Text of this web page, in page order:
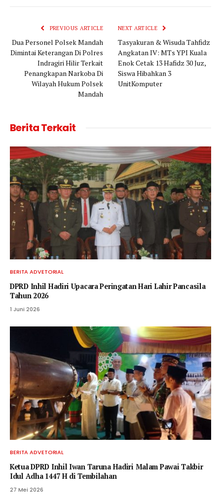
PREVIOUS ARTICLE
Dua Personel Polsek Mandah
Dimintai Keterangan Di Polres
Indragiri Hilir Terkait
Penangkapan Narkoba Di
Wilayah Hukum Polsek
Mandah
NEXT ARTICLE
Tasyakuran & Wisuda Tahfidz
Angkatan IV: MTs YPI Kuala
Enok Cetak 13 Hafidz 30 Juz,
Siswa Hibahkan 3
UnitKomputer
Berita Terkait
BERITA ADVETORIAL
DPRD Inhil Hadiri Upacara Peringatan Hari Lahir Pancasila
Tahun 2026
1 Juni 2026
BERITA ADVETORIAL
Ketua DPRD Inhil Iwan Taruna Hadiri Malam Pawai Takbir
Idul Adha 1447 H di Tembilahan
27 Mei 2026